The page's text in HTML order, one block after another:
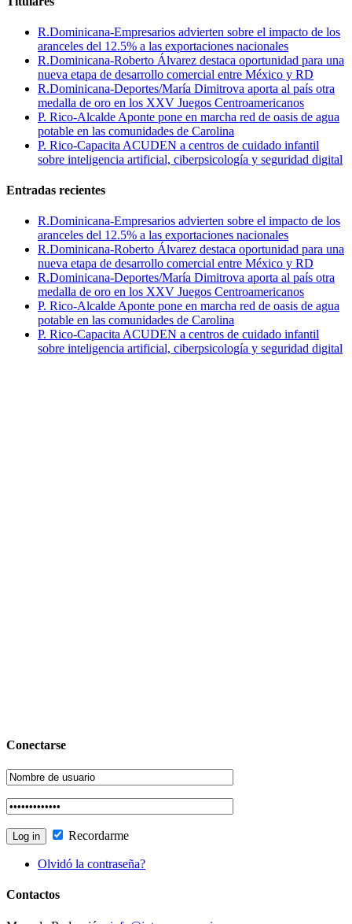
R.Dominicana-Empresarios advierten sobre el impacto de los
aranceles del 12.5% a las exportaciones nacionales
R.Dominicana-Roberto Álvarez destaca oportunidad para una
nueva etapa de desarrollo comercial entre México y RD
R.Dominicana-Deportes/María Dimitrova aporta al país otra
medalla de oro en los XXV Juegos Centroamericanos
P. Rico-Alcalde Aponte pone en marcha red de oasis de agua
potable en las comunidades de Carolina
P. Rico-Capacita ACUDEN a centros de cuidado infantil
sobre inteligencia artificial, ciberpsicología y seguridad digital
Entradas recientes
R.Dominicana-Empresarios advierten sobre el impacto de los
aranceles del 12.5% a las exportaciones nacionales
R.Dominicana-Roberto Álvarez destaca oportunidad para una
nueva etapa de desarrollo comercial entre México y RD
R.Dominicana-Deportes/María Dimitrova aporta al país otra
medalla de oro en los XXV Juegos Centroamericanos
P. Rico-Alcalde Aponte pone en marcha red de oasis de agua
potable en las comunidades de Carolina
P. Rico-Capacita ACUDEN a centros de cuidado infantil
sobre inteligencia artificial, ciberpsicología y seguridad digital
Conectarse
Recordarme
Olvidó la contraseña?
Contactos